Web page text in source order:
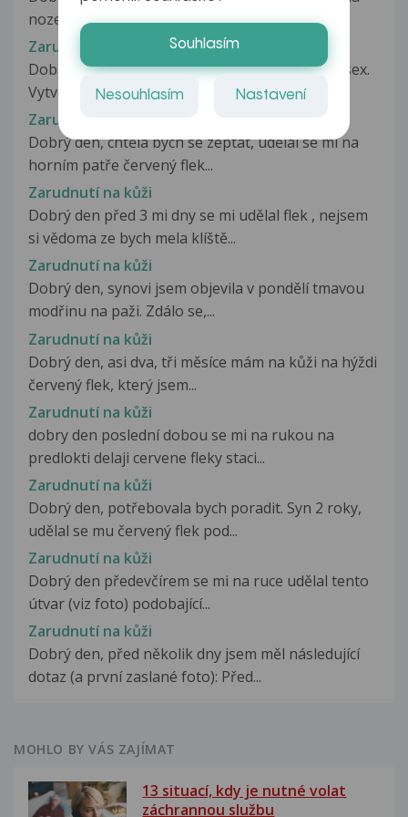
noze prosím o radu co je...
Zarudnuti na genitalu
Dobrý den, před 2 týdny jsem měl nechraneny sex.
Vytvořil se mi strup na sourku...
Zarudnutí na horním patře
Dobrý den, chtěla bych se zeptat, udělal se mi na
horním patře červený flek...
Zarudnutí na kůži
Dobrý den před 3 mi dny se mi udělal flek , nejsem
si vědoma ze bych mela klíště...
Zarudnutí na kůži
Dobrý den, synovi jsem objevila v pondělí tmavou
modřinu na paži. Zdálo se,...
Zarudnutí na kůži
Dobrý den, asi dva, tři měsíce mám na kůži na hýždi
červený flek, který jsem...
Zarudnutí na kůži
dobry den poslední dobou se mi na rukou na
predlokti delaji cervene fleky staci...
Zarudnutí na kůži
Dobrý den, potřebovala bych poradit. Syn 2 roky,
udělal se mu červený flek pod...
Zarudnutí na kůži
Dobrý den předevčírem se mi na ruce udělal tento
útvar (viz foto) podobající...
Zarudnutí na kůži
Dobrý den, před několik dny jsem měl následující
dotaz (a první zaslané foto): Před...
MOHLO BY VÁS ZAJÍMAT
13 situací, kdy je nutné volat
záchrannou službu
Souhlasím
Nesouhlasím Nastavení